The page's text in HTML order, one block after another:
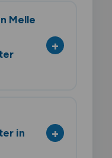
Melle
in